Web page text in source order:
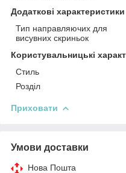
Додаткові
Тип направляючих для
висувних скриньок
Користувальницькі
Стиль
Розділ
Приховати
Умови доставки
Нова Пошта